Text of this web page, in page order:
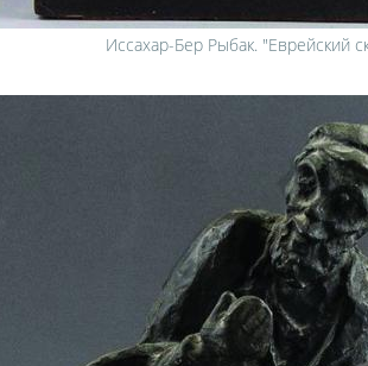
Иссахар-Бер Рыбак. "Еврейский